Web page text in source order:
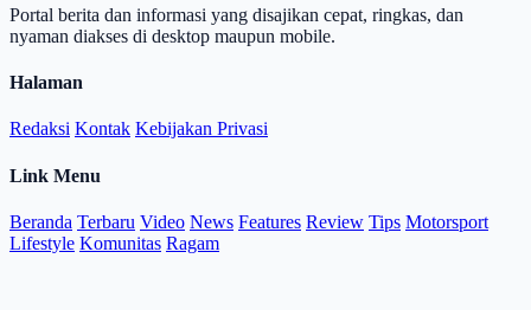
Portal berita dan informasi yang disajikan cepat, ringkas, dan
nyaman diakses di desktop maupun mobile.
Halaman
Redaksi Kontak Kebijakan Privasi
Link Menu
Beranda Terbaru Video News Features Review Tips Motorsport
Lifestyle Komunitas Ragam